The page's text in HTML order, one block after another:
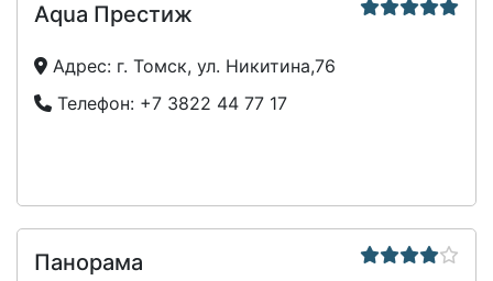
Aqua Престиж
Адрес: г. Томск, ул. Никитина,76
Телефон: +7 3822 44 77 17
Панорама